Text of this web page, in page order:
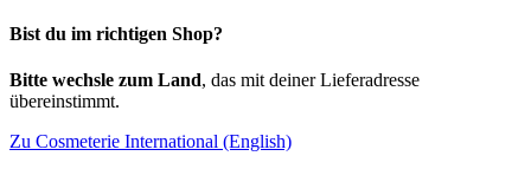
Bist du im richtigen Shop?
Bitte wechsle zum Land, das mit deiner Lieferadresse
übereinstimmt.
Zu Cosmeterie International (English)